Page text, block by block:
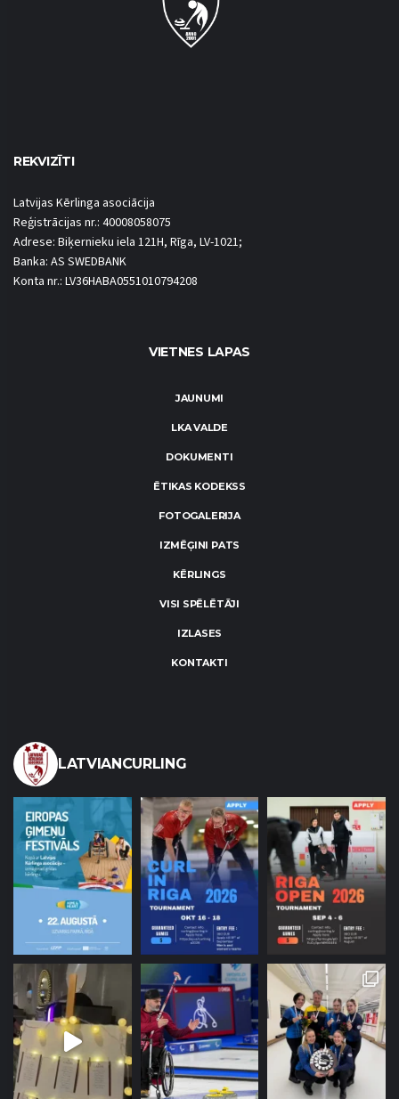
REKVIZĪTI
Latvijas Kērlinga asociācija
Reģistrācijas nr.: 40008058075
Adrese: Biķernieku iela 121H, Rīga, LV-1021;
Banka: AS SWEDBANK
Konta nr.: LV36HABA0551010794208
VIETNES LAPAS
JAUNUMI
LKA VALDE
DOKUMENTI
ĒTIKAS KODEKSS
FOTOGALERIJA
IZMĒĢINI PATS
KĒRLINGS
VISI SPĒLĒTĀJI
IZLASES
KONTAKTI
LATVIANCURLING